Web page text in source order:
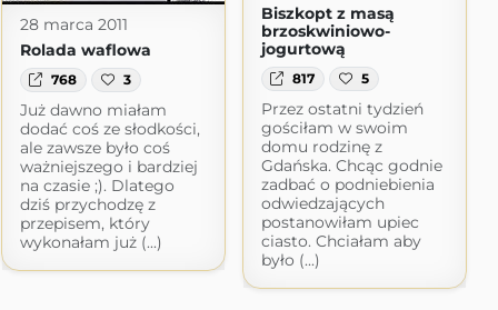
Biszkopt z masą
brzoskwiniowo-
jogurtową
817 5
Przez ostatni tydzień
gościłam w swoim
domu rodzinę z
Gdańska. Chcąc godnie
zadbać o podniebienia
odwiedzających
postanowiłam upiec
ciasto. Chciałam aby
było (...)
28 marca 2011
Rolada waflowa
768 3
Już dawno miałam
dodać coś ze słodkości,
ale zawsze było coś
ważniejszego i bardziej
na czasie ;). Dlatego
dziś przychodzę z
przepisem, który
wykonałam już (...)